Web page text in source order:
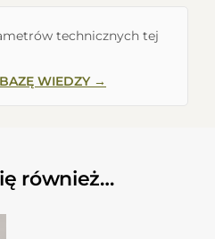
technicznych tej
WIEDZY →
również…